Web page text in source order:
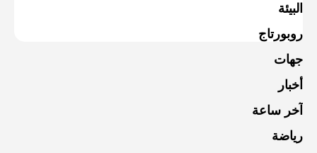
البيئة
روبورتاج
جهات
أخبار
آخر ساعة
رياضة